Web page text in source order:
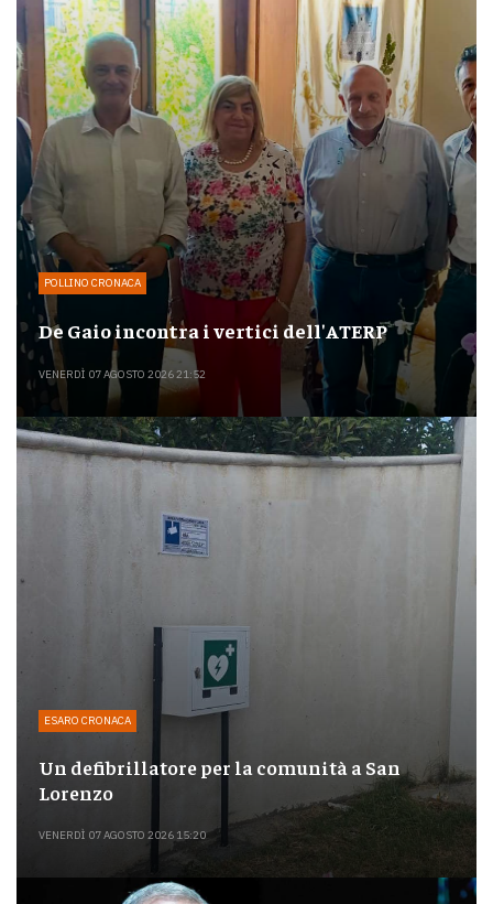
POLLINO CRONACA
De Gaio incontra i vertici dell'ATERP
VENERDÌ 07 AGOSTO 2026 21:52
ESARO CRONACA
Un defibrillatore per la comunità a San
Lorenzo
VENERDÌ 07 AGOSTO 2026 15:20